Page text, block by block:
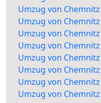
Umzug von
Umzug von
Umzug von
Umzug von
Umzug von
Umzug von
Umzug von
Umzug von